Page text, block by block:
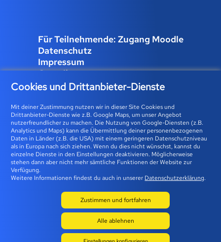
Für Teilnehmende: Zugang Moodle
Datenschutz
Impressum
Compliance
Job und Karriere
Bfz-Essen GmbH | Karolingerstraße 93 | 45141 Essen 0800
23 93 773 (gebührenfrei) |info@bfz-essen.de
© 2026 BFZ
Zustimmen und fortfahren
Alle ablehnen
Cookies und Drittanbieter-Dienste
Mit deiner Zustimmung nutzen wir in dieser Site Cookies und
Drittanbieter-Dienste wie z.B. Google Maps, um unser Angebot
nutzerfreundlicher zu machen. Die Nutzung von Google-Diensten (z.B.
Analytics und Maps) kann die Übermittlung deiner personenbezogenen
Daten in Länder (z.B. die USA) mit einem geringeren Datenschutzniveau
als in Europa nach sich ziehen. Wenn du dies nicht wünschst, kannst du
einzelne Dienste in den Einstellungen deaktivieren. Möglicherweise
stehen dann aber nicht mehr sämtliche Funktionen der Website zur
Verfügung.
Weitere Informationen findest du auch in unserer Datenschutzerklärung.